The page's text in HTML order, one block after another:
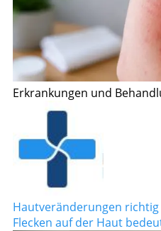
Erkrankungen und
Hautveränderungen
Flecken auf der Haut